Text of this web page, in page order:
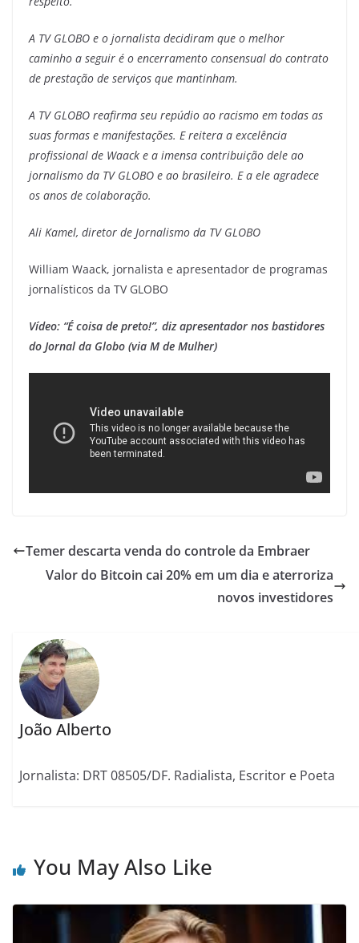
A TV GLOBO e o jornalista decidiram que o melhor
caminho a seguir é o encerramento consensual do contrato
de prestação de serviços que mantinham.
A TV GLOBO reafirma seu repúdio ao racismo em todas as
suas formas e manifestações. E reitera a excelência
profissional de Waack e a imensa contribuição dele ao
jornalismo da TV GLOBO e ao brasileiro. E a ele agradece
os anos de colaboração.
Ali Kamel, diretor de Jornalismo da TV GLOBO
William Waack, jornalista e apresentador de programas
jornalísticos da TV GLOBO
Vídeo: “É coisa de preto!”, diz apresentador nos bastidores
do Jornal da Globo (via M de Mulher)
Temer descarta venda do controle da Embraer
Valor do Bitcoin cai 20% em um dia e aterroriza
novos investidores
João Alberto
Jornalista: DRT 08505/DF. Radialista, Escritor e Poeta
You May Also Like